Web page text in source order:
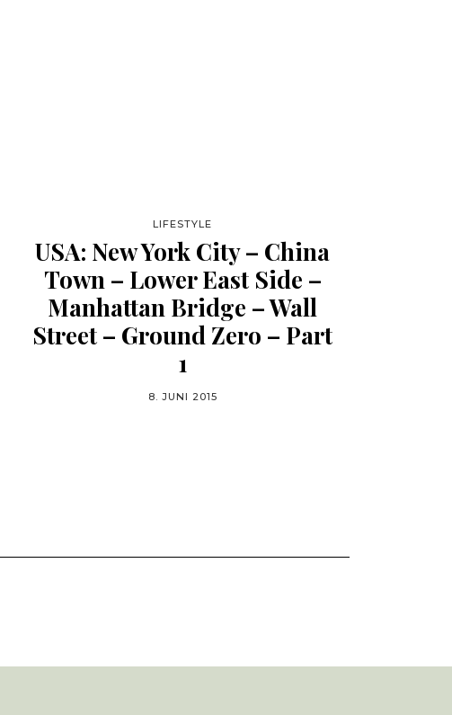
LIFESTYLE
USA: New York City – China
Town – Lower East Side –
Manhattan Bridge – Wall
Street – Ground Zero – Part
1
8. JUNI 2015